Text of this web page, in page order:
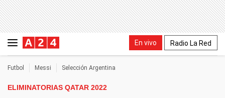
En vivo Radio La Red
Futbol Messi Selección Argentina
ELIMINATORIAS QATAR 2022